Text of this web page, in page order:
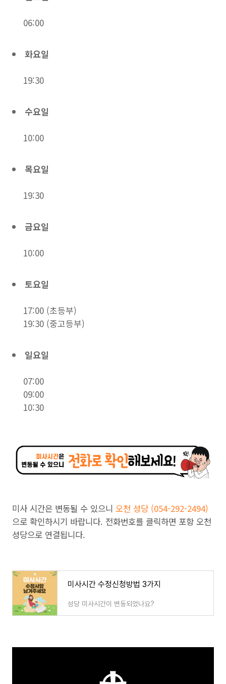
06:00
화요일
19:30
수요일
10:00
목요일
19:30
금요일
10:00
토요일
17:00 (초등부)
19:30 (중고등부)
일요일
07:00
09:00
10:30
미사 시간은 변동될 수 있으니 오천 성당 (054-292-2494)
으로 확인하시기 바랍니다. 전화번호를 클릭하면 포항 오천
성당으로 연결됩니다.
미사시간 수정신청방법 3가지
성당 미사시간이 변동되었나요?